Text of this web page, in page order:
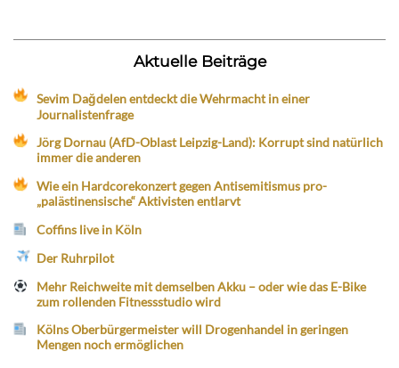
Aktuelle Beiträge
Sevim Dağdelen entdeckt die Wehrmacht in einer
Journalistenfrage
Jörg Dornau (AfD-Oblast Leipzig-Land): Korrupt sind natürlich
immer die anderen
Wie ein Hardcorekonzert gegen Antisemitismus pro-
„palästinensische“ Aktivisten entlarvt
Coffins live in Köln
Der Ruhrpilot
Mehr Reichweite mit demselben Akku – oder wie das E-Bike
zum rollenden Fitnessstudio wird
Kölns Oberbürgermeister will Drogenhandel in geringen
Mengen noch ermöglichen